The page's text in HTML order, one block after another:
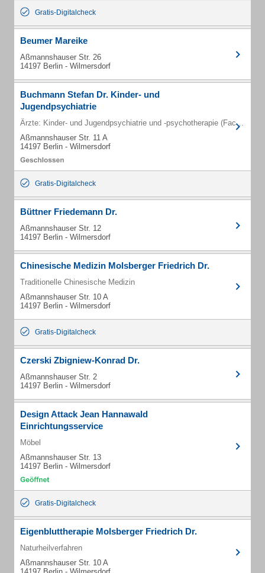
Gratis-Digitalcheck
Beumer Mareike
Aßmannshauser Str. 26
14197 Berlin - Wilmersdorf
Buchmann Stefan Dr. Kinder- und
Jugendpsychiatrie
Ärzte: Kinder- und Jugendpsychiatrie und -psychotherapie (Fachärzte)
Aßmannshauser Str. 11 A
14197 Berlin - Wilmersdorf
Gratis-Digitalcheck
Büttner Friedemann Dr.
Aßmannshauser Str. 12
14197 Berlin - Wilmersdorf
Chinesische Medizin Molsberger Friedrich Dr.
Traditionelle Chinesische Medizin
Aßmannshauser Str. 10 A
14197 Berlin - Wilmersdorf
Gratis-Digitalcheck
Czerski Zbigniew-Konrad Dr.
Aßmannshauser Str. 2
14197 Berlin - Wilmersdorf
Design Attack Jean Hannawald
Einrichtungsservice
Möbel
Aßmannshauser Str. 13
14197 Berlin - Wilmersdorf
Gratis-Digitalcheck
Eigenbluttherapie Molsberger Friedrich Dr.
Naturheilverfahren
Aßmannshauser Str. 10 A